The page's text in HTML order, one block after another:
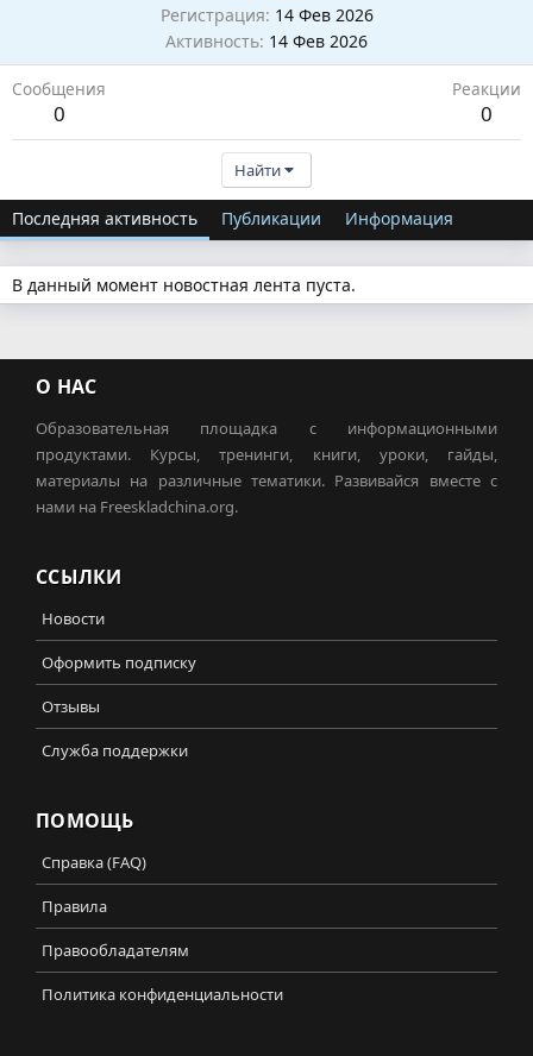
Регистрация 14 Фев 2026
Активность 14 Фев 2026
Сообщения
0
Реакции
0
Найти
Последняя активность Публикации Информация
В данный момент новостная лента пуста.
О НАС
Образовательная площадка с информационными
продуктами. Курсы, тренинги, книги, уроки, гайды,
материалы на различные тематики. Развивайся вместе с
нами на Freeskladchina.org.
ССЫЛКИ
Новости
Оформить подписку
Отзывы
Служба поддержки
ПОМОЩЬ
Справка (FAQ)
Правила
Правообладателям
Политика конфиденциальности